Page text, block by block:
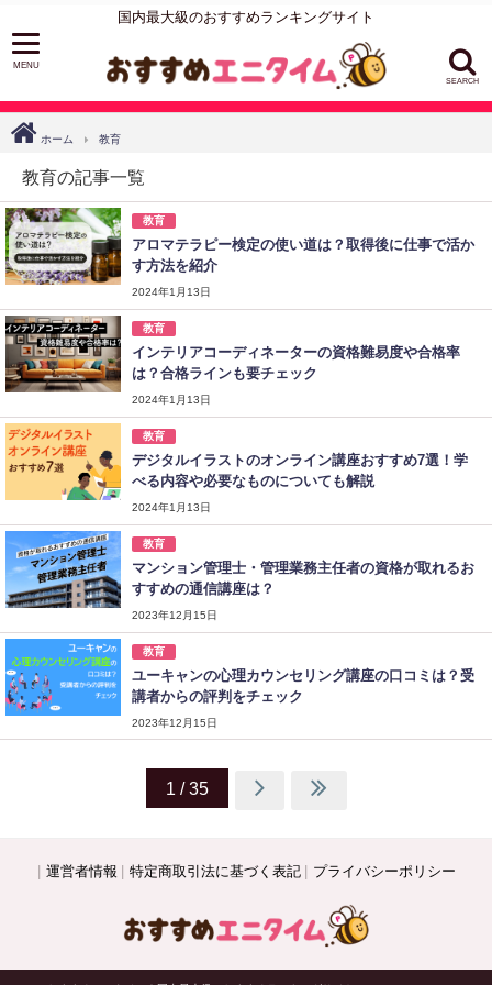
国内最大級のおすすめランキングサイト
SEARCH
ホーム 教育
教育の記事一覧
教育
アロマテラピー検定の使い道は？取得後に仕事で活か
す方法を紹介
2024年1月13日
教育
インテリアコーディネーターの資格難易度や合格率
は？合格ラインも要チェック
2024年1月13日
教育
デジタルイラストのオンライン講座おすすめ7選！学
べる内容や必要なものについても解説
2024年1月13日
教育
マンション管理士・管理業務主任者の資格が取れるお
すすめの通信講座は？
2023年12月15日
教育
ユーキャンの心理カウンセリング講座の口コミは？受
講者からの評判をチェック
2023年12月15日
1 / 35
運営者情報 特定商取引法に基づく表記 プライバシーポリシー